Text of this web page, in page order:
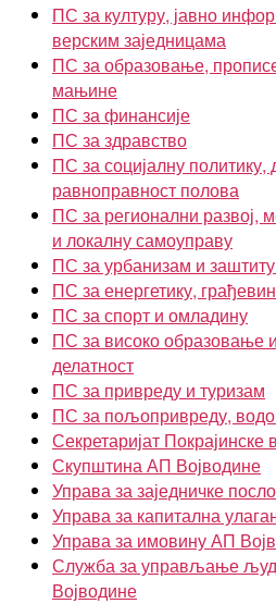
ПС за културу, јавно
верским заједницама
ПС за образовање,
мањине
ПС за финансије
ПС за здравство
ПС за социјалну политику,
равноправност полова
ПС за регионални развој,
и локалну самоуправу
ПС за урбанизам и
ПС за енергетику,
ПС за спорт и омладину
ПС за високо образовање
делатност
ПС за привреду и туризам
ПС за пољопривреду,
Секретаријат Покрајинске
Скупштина АП Војводине
Управа за заједничке
Управа за капитална
Управа за имовину АП
Служба за управљање
Војводине